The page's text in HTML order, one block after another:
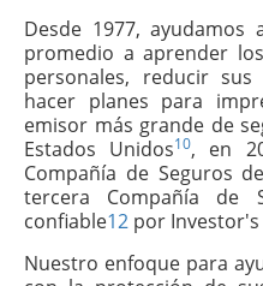
Desde 1977,
promedio a aprender
personales, reducir
hacer planes para
emisor más grande de
Estados Unidos10, en
Compañía de Seguros
tercera Compañía de
confiable12 por Investor's
Nuestro enfoque para